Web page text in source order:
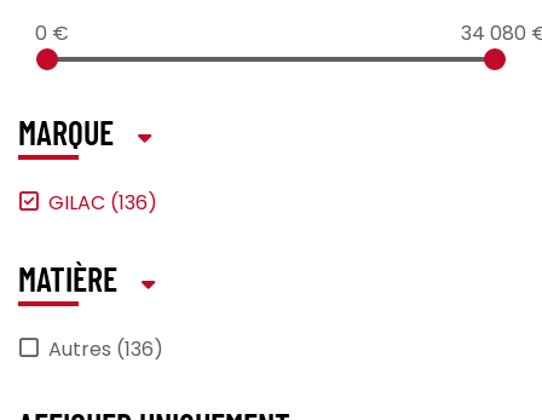
0 € 34 080
MARQUE
GILAC (136)
MATIÈRE
Autres (136)